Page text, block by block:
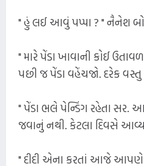
" હું લઈ આવું પપ્પા ? " નૈનેશ
" મારે પેંડા ખાવાની કોઈ
પછી જ પેંડા વહેંચજો. દરેક
" પેંડા ભલે પેન્ડિંગ રહેતા સર.
જવાનું નથી. કેટલા દિવસે
" દીદી એના કરતાં આજે આપણે